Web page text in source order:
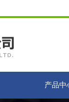
产品中